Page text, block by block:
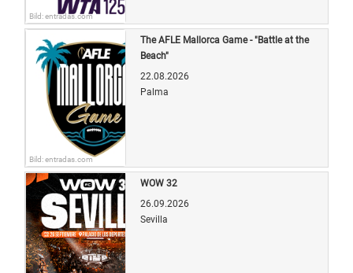
Bild: entradas.com
Bild: entradas.com
The AFLE Mallorca Game - "Battle at the
Beach"
22.08.2026
Palma
WOW 32
26.09.2026
Sevilla